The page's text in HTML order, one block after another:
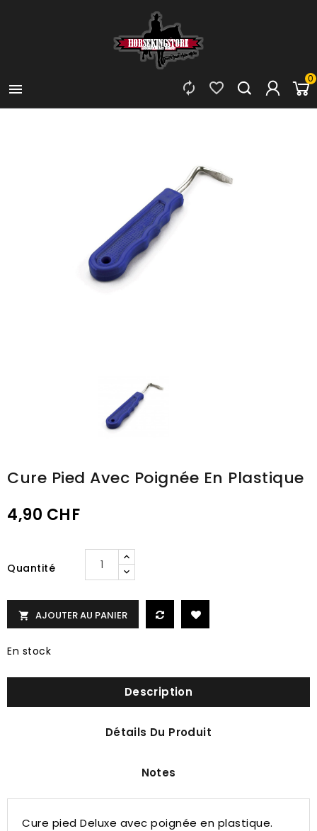

0


Cure Pied Avec Poignée En Plastique
4,90 CHF
Quantité
 AJOUTER AU PANIER
En stock
Description
Détails Du Produit
Notes
Cure pied Deluxe avec poignée en plastique.